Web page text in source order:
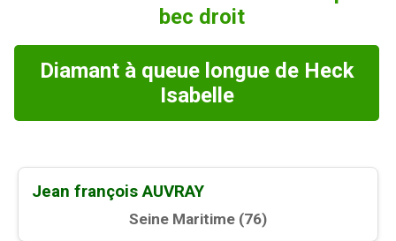
bec droit
Diamant à queue longue de Heck
Isabelle
Jean françois AUVRAY
Seine Maritime (76)